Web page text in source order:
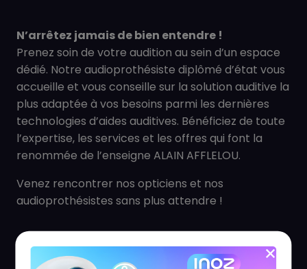
N’arrêtez jamais de bien entendre !
Prenez soin de votre audition au sein d’un espace
dédié. Notre audioprothésiste diplômé d’état vous
accueille et vous conseille sur la solution auditive la
plus adaptée à vos besoins parmi les dernières
technologies d’aides auditives. Bénéficiez de toute
l’expertise, les services et les offres qui font la
renommée de l’enseigne ALAIN AFFLELOU.
Venez rencontrer nos opticiens et nos
audioprothésistes sans plus attendre !